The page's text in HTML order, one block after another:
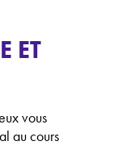
ET
vous
au cours